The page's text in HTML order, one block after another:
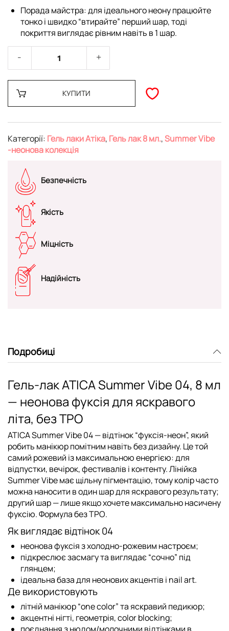
Порада майстра: для ідеального неону працюйте
тонко і швидко “втирайте” перший шар, тоді
покриття виглядає рівним навіть в 1 шар.
КУПИТИ
Категорії: Гель лаки Атіка, Гель лак 8 мл.,Summer Vibe
-неонова колекція
Безпечність
Якість
Міцність
Надійність
Подробиці
Гель-лак ATICA Summer Vibe 04, 8 мл
— неонова фуксія для яскравого
літа, без TPO
ATICA Summer Vibe 04— відтінок “фуксія-неон”, який
робить манікюр помітним навіть без дизайну. Це той
самий рожевий із максимальною енергією: для
відпустки, вечірок, фестивалів і контенту. Лінійка
Summer Vibe маєщільну пігментацію, тому колір часто
можна наносити в один шардля яскравого результату;
другий шар — лише якщо хочете максимально насичену
фуксію. Формулабез TPO.
Як виглядає відтінок 04
неонова фуксія з холодно-рожевим настроєм;
підкреслює засмагу та виглядає “сочно” під
глянцем;
ідеальна база для неонових акцентів і nail art.
Де використовують
літній манікюр “one color” та яскравий педикюр;
акцентні нігті, геометрія, color blocking;